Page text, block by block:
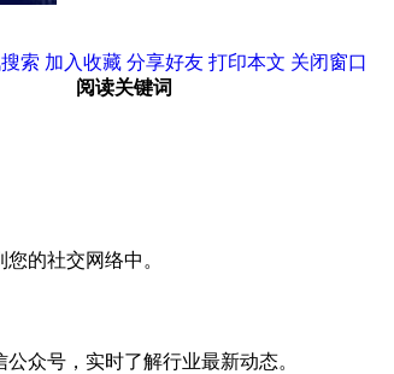
索 加入收藏 分享好友 打印本文 关闭窗口
阅读关键词
的社交网络中。
众号，实时了解行业最新动态。